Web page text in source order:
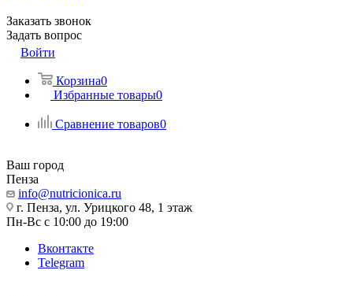
Заказать звонок
Задать вопрос
Войти
Корзина0
Избранные товары0
Сравнение товаров0
Ваш город
Пенза
info@nutricionica.ru
г. Пенза, ул. Урицкого 48, 1 этаж
Пн-Вс с 10:00 до 19:00
Вконтакте
Telegram